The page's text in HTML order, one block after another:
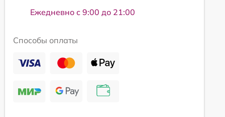
Ежедневно с 9:00 до 21:00
Способы оплаты